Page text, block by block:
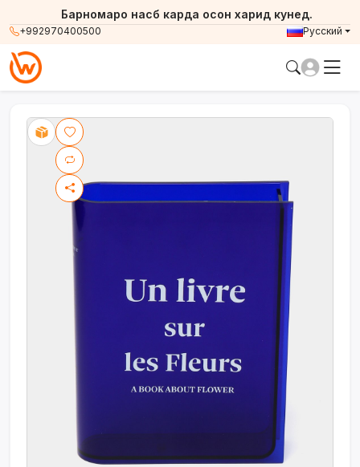
+992970400500
Барномаро насб карда осон харид кунед.
Русский